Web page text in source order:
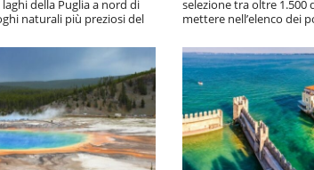
della Puglia a nord di
naturali più preziosi del
selezione tra oltre 1.500
mettere nell’elenco dei